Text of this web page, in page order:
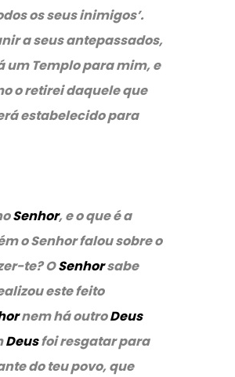
os seus inimigos’.
a seus antepassados,
um Templo para mim, e
o retirei daquele que
estabelecido para
Senhor, e o que é a
o Senhor falou sobre o
te? OSenhorsabe
este feito
nem há outroDeus
Deusfoi resgatar para
do teu povo, que